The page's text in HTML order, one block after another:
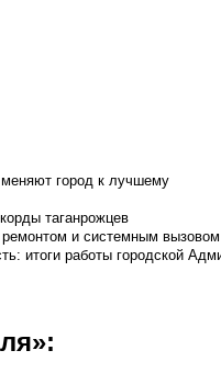
меняют город к лучшему
таганрожцев
ремонтом и системным вызовом
итоги работы городской